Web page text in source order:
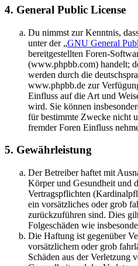
4. General Public License
Du nimmst zur Kenntnis,
unter der „GNU General
bereitgestellten Foren-
(www.phpbb.com) handelt;
werden durch die
www.phpbb.de zur
Einfluss auf die Art und
wird. Sie können
für bestimmte Zwecke nicht
fremder Foren Einfluss
5. Gewährleistung
Der Betreiber haftet mit
Körper und Gesundheit und
Vertragspflichten
ein vorsätzliches oder grob
zurückzuführen sind. Dies
Folgeschäden wie
Die Haftung ist gegenüber
vorsätzlichem oder grob
Schäden aus der Verletzung